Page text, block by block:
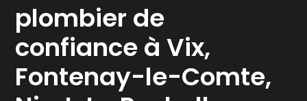
plombier de
confiance à Vix,
Fontenay-le-Comte,